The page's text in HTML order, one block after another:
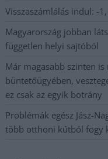
Visszaszámlálás indul: -
Magyarország jobban
független helyi sajtóból
Már magasabb szinten
büntetőügyében,
ez csak az egyik botrány
Problémák egész Jász-
több otthoni kútból fogy